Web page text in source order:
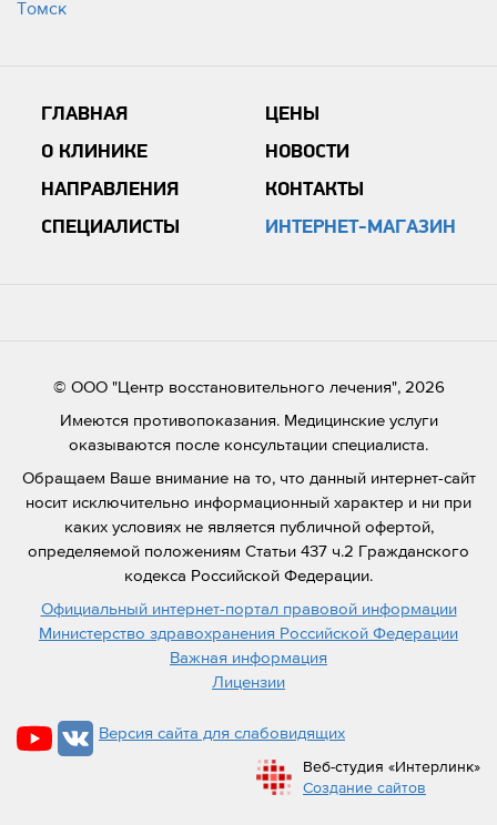
ГЛАВНАЯ
О КЛИНИКЕ
НАПРАВЛЕНИЯ
СПЕЦИАЛИСТЫ
ЦЕНЫ
НОВОСТИ
КОНТАКТЫ
ИНТЕРНЕТ-МАГАЗИН
© ООО "Центр восстановительного лечения", 2026
Имеются противопоказания. Медицинские услуги
оказываются после консультации специалиста.
Обращаем Ваше внимание на то, что данный интернет-сайт
носит исключительно информационный характер и ни при
каких условиях не является публичной офертой,
определяемой положениям Статьи 437 ч.2 Гражданского
кодекса Российской Федерации.
Официальный интернет-портал правовой информации
Министерство здравохранения Российской Федерации
Важная информация
Лицензии
Версия сайта для слабовидящих
Веб-студия «Интерлинк»
Создание сайтов